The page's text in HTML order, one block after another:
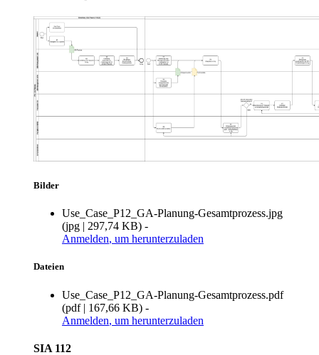
Bilder
Use_Case_P12_GA-Planung-Gesamtprozess.jpg
(jpg | 297,74 KB) -
Anmelden, um herunterzuladen
Dateien
Use_Case_P12_GA-Planung-Gesamtprozess.pdf
(pdf| 167,66 KB) -
Anmelden, um herunterzuladen
SIA 112